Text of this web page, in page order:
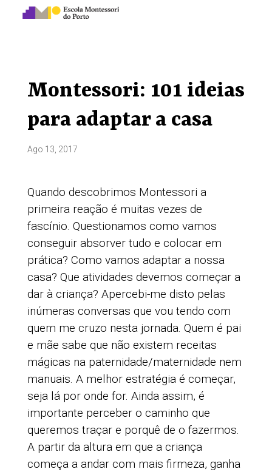
Montessori: 101 ideias
para adaptar a casa
Ago 13, 2017
Quando descobrimos Montessori a
primeira reação é muitas vezes de
fascínio. Questionamos como vamos
conseguir absorver tudo e colocar em
prática? Como vamos adaptar a nossa
casa? Que atividades devemos começar a
dar à criança? Apercebi-me disto pelas
inúmeras conversas que vou tendo com
quem me cruzo nesta jornada. Quem é pai
e mãe sabe que não existem receitas
mágicas na paternidade/maternidade nem
manuais. A melhor estratégia é começar,
seja lá por onde for. Ainda assim, é
importante perceber o caminho que
queremos traçar e porquê de o fazermos.
A partir da altura em que a criança
começa a andar com mais firmeza, ganha